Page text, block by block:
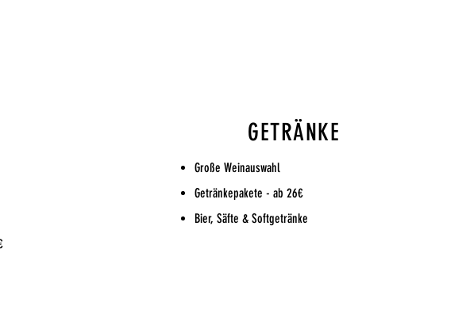
GETRÄNKE
Große Weinauswahl
Getränkepakete - ab 26€
Bier, Säfte & Softgetränke